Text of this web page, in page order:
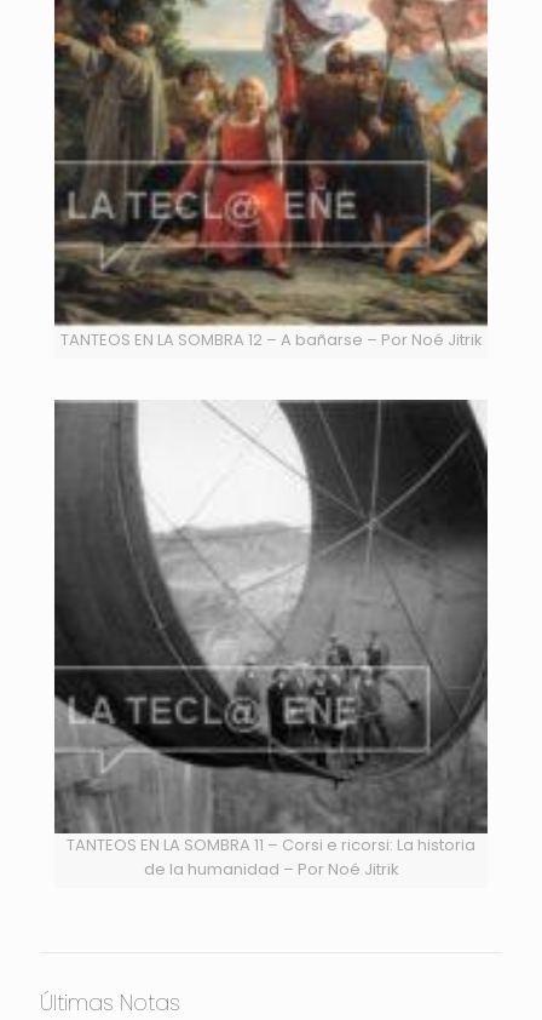
TANTEOS EN LA SOMBRA 12 – A bañarse – Por Noé Jitrik
TANTEOS EN LA SOMBRA 11 – Corsi e ricorsi: La historia
de la humanidad – Por Noé Jitrik
Últimas Notas